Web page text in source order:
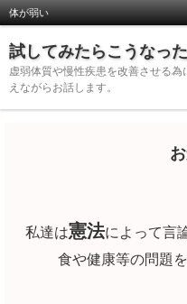
体が弱い
試してみたらこうなった
虚弱体質や慢性疾患を改善させる
えながらお話します。
私達は憲法によって言
食や健康等の問題